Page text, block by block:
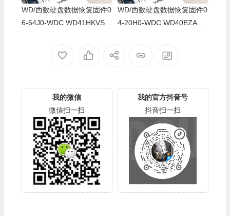
WD/西数硬盘数据恢复固件0
6-64J0-WDC WD41HKVS-7
WD/西数硬盘数据恢复固件0
4-20H0-WDC WD40EZAZ-0
700
我的微信
微信扫一扫
我的官方抖音号
抖音扫一扫